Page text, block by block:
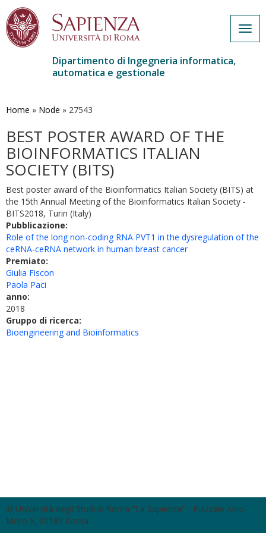
contenuto
Dipartimento di Ingegneria informatica,
automatica e gestionale
Home » Node » 27543
BEST POSTER AWARD OF THE
BIOINFORMATICS ITALIAN
SOCIETY (BITS)
Best poster award of the Bioinformatics Italian Society (BITS) at
the 15th Annual Meeting of the Bioinformatics Italian Society -
BITS2018, Turin (Italy)
Pubblicazione:
Role of the long non-coding RNA PVT1 in the dysregulation of the
ceRNA-ceRNA network in human breast cancer
Premiato:
Giulia Fiscon
Paola Paci
anno:
2018
Gruppo di ricerca:
Bioengineering and Bioinformatics
© Università degli Studi di Roma "La Sapienza" - Piazzale Aldo
Moro 5, 00185 Roma